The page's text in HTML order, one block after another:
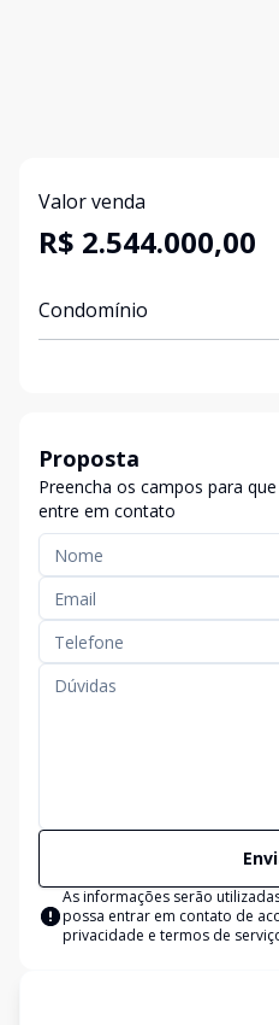
Valor venda
R$ 2.544.000,00
Condomínio
Proposta
Preencha os campos para
entre em contato
As informações serão
possa entrar em contato de
privacidade e termos de